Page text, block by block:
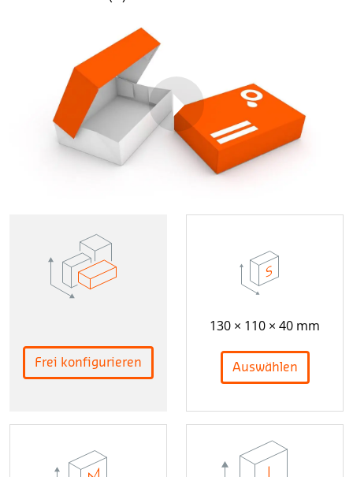
Frei konfigurieren
130 × 110 × 40 mm
Auswählen